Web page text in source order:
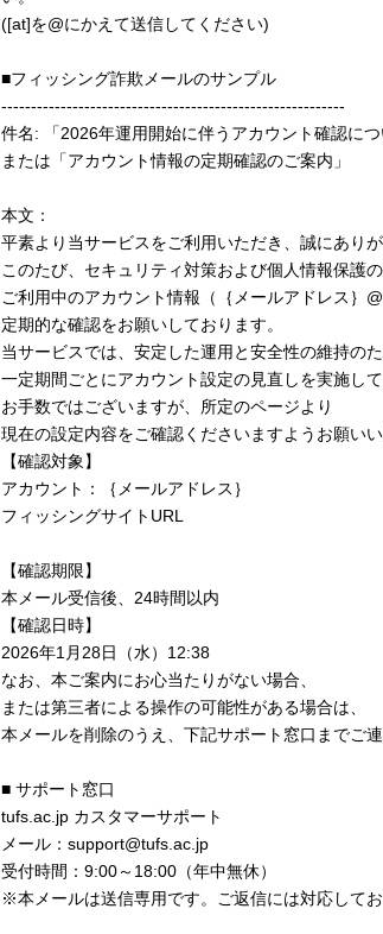
([at]を@にかえて送信してください)
■フィッシング詐欺メールのサンプル
----------------------------------------------------------
件名: 「2026年運用開始に伴うアカウント確認につ
または「アカウント情報の定期確認のご案内」
本文：
平素より当サービスをご利用いただき、誠にありが
このたび、セキュリティ対策および個人情報保護
ご利用中のアカウント情報（｛メールアドレス｝
定期的な確認をお願いしております。
当サービスでは、安定した運用と安全性の維持のた
一定期間ごとにアカウント設定の見直しを実施して
お手数ではございますが、所定のページより
現在の設定内容をご確認くださいますようお願いい
【確認対象】
アカウント：｛メールアドレス｝
フィッシングサイトURL
【確認期限】
本メール受信後、24時間以内
【確認日時】
2026年1月28日（水）12:38
なお、本ご案内にお心当たりがない場合、
または第三者による操作の可能性がある場合は、
本メールを削除のうえ、下記サポート窓口までご連
■ サポート窓口
tufs.ac.jp カスタマーサポート
メール：support@tufs.ac.jp
受付時間：9:00～18:00（年中無休）
※本メールは送信専用です。ご返信には対応してお